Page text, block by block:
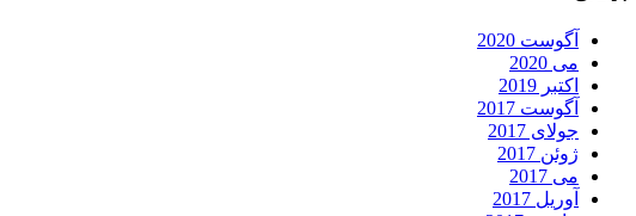
آگوست 2020
می 2020
اکتبر 2019
آگوست 2017
جولای 2017
ژوئن 2017
می 2017
آوریل 2017